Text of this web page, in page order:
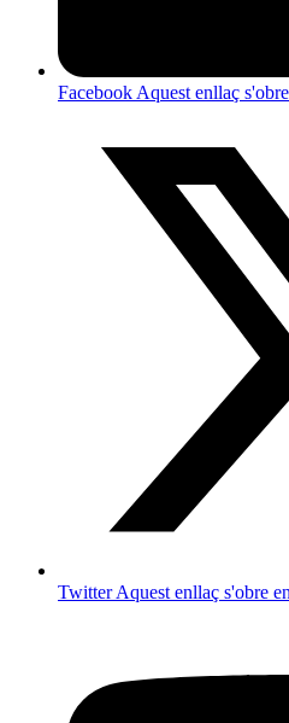
Facebook Aquest enllaç
TwitterAquest enllaç s'obre